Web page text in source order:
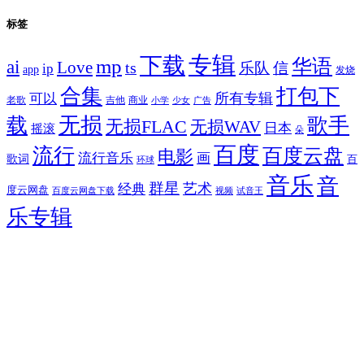
标签
ai app ip Lovemp ts 下载专辑 乐队 信华语 发烧
老歌 可以 合集 吉他 商业 小学 少女 广告 所有专辑 打包下
载 摇滚 无损 无损FLAC 无损WAV 日本 朵 歌手
歌词 流行 流行音乐 环球 电影 画 百度百度云盘 百
度云网盘 百度云网盘下载 经典 群星 艺术 视频 试音王 音乐音
乐专辑